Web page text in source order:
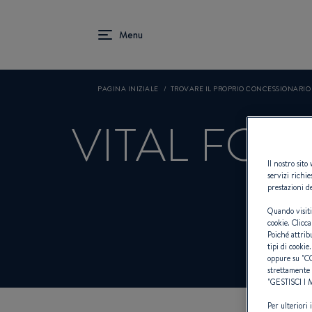
PAGINA INIZIALE TROVARE IL PROPRIO
VITAL
Il nostro sito
servizi
prestazioni
Quando
cookie.
Poiché
tipi di
oppure su "
strettamente
"GESTISCI I
Per ulteriori